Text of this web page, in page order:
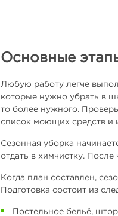
Основные
Любую работу легче
которые нужно убрать в
то более нужного.
список моющих средств и
Сезонная уборка
отдать в химчистку. После
Когда план составлен,
Подготовка состоит из
Постельное бельё,